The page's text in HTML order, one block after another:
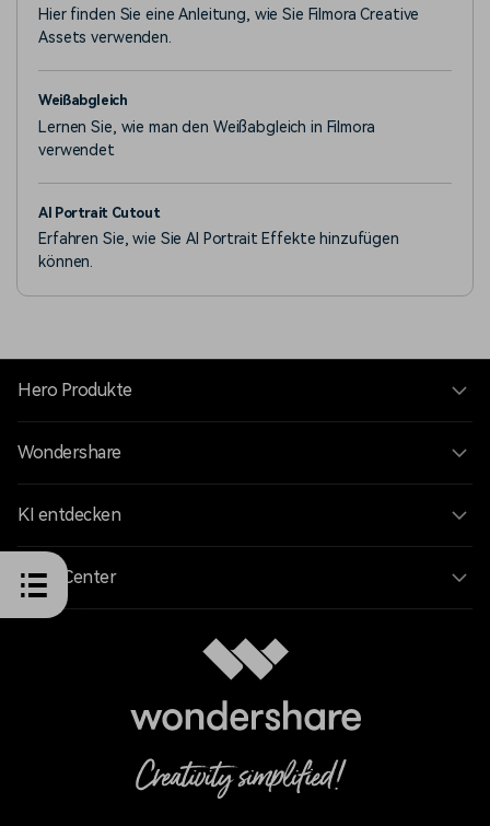
Hier finden Sie eine Anleitung, wie Sie Filmora Creative
Assets verwenden.
Weißabgleich
Lernen Sie, wie man den Weißabgleich in Filmora
verwendet
AI Portrait Cutout
Erfahren Sie, wie Sie AI Portrait Effekte hinzufügen
können.
Hero Produkte
Wondershare
KI entdecken
Hilfe-Center